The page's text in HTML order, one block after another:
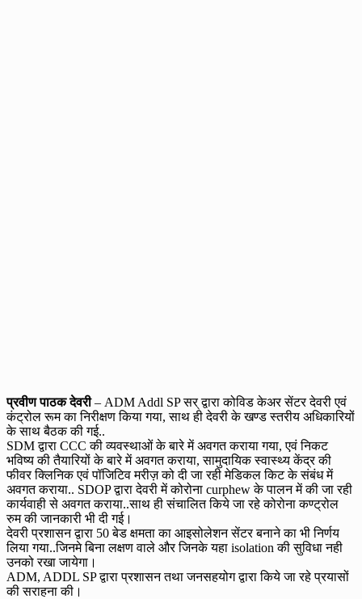
प्रवीण पाठक देवरी– ADM Addl SP सर् द्वारा कोविड केअर सेंटर देवरी एवं
कंट्रोल रूम का निरीक्षण किया गया, साथ ही देवरी के खण्ड स्तरीय अधिकारियों
के साथ बैठक की गई..
SDM द्वारा CCC की व्यवस्थाओं के बारे में अवगत कराया गया, एवं निकट
भविष्य की तैयारियों के बारे में अवगत कराया, सामुदायिक स्वास्थ्य केंद्र की
फीवर क्लिनिक एवं पॉजिटिव मरीज़ को दी जा रही मेडिकल किट के संबंध में
अवगत कराया.. SDOP द्वारा देवरी में कोरोना curphew के पालन में की जा रही
कार्यवाही से अवगत कराया..साथ ही संचालित किये जा रहे कोरोना कण्ट्रोल
रुम की जानकारी भी दी गई।
देवरी प्रशासन द्वारा 50 बेड क्षमता का आइसोलेशन सेंटर बनाने का भी निर्णय
लिया गया..जिनमे बिना लक्षण वाले और जिनके यहा isolation की सुविधा नही
उनको रखा जायेगा।
ADM, ADDL SP द्वारा प्रशासन तथा जनसहयोग द्वारा किये जा रहे प्रयासों
की सराहना की।